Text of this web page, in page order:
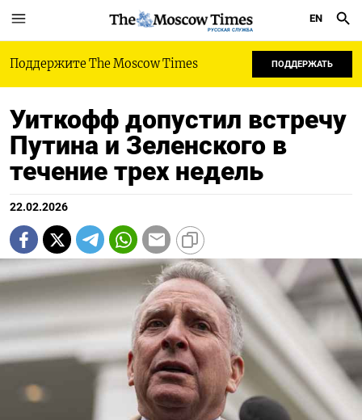
РУССКАЯ СЛУЖБА
EN
Поддержите The Moscow Times ПОДДЕРЖАТЬ
Уиткофф допустил встречу
Путина и Зеленского в
течение трех недель
22.02.2026